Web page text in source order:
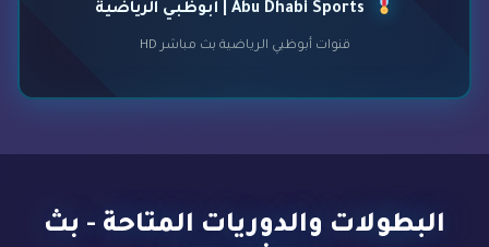
قنوات أبوظبي الرياضية بث مباشر HD
البطولات والدوريات المتاحة - بث